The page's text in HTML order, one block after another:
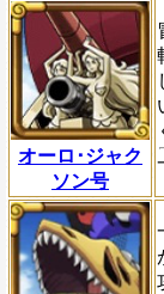
オーロ･ジャク
ソン号